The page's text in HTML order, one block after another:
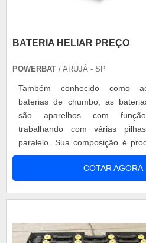
BATERIA HELIAR PREÇO
POWERBAT / ARUJÁ - SP
Também conhecido como
baterias de chumbo, as
são aparelhos com função
trabalhando com várias
paralelo. Sua composição é
de chumbo (PbO2), dentro
células eletroquímicas
trabalham em série de 2
acessível para não ter pro...
COTAR AGORA